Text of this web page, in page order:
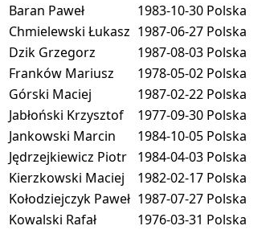
Baran Paweł 1983-10-30 Polska
Chmielewski Łukasz 1987-06-27 Polska
Dzik Grzegorz
1987-08-03 Polska
Franków Mariusz
1978-05-02 Polska
Górski Maciej
1987-02-22 Polska
Jabłoński Krzysztof
1977-09-30 Polska
Jankowski Marcin
1984-10-05 Polska
Jędrzejkiewicz Piotr
1984-04-03 Polska
Kierzkowski Maciej
1982-02-17 Polska
Kołodziejczyk Paweł 1987-07-27 Polska
Kowalski Rafał
1976-03-31 Polska